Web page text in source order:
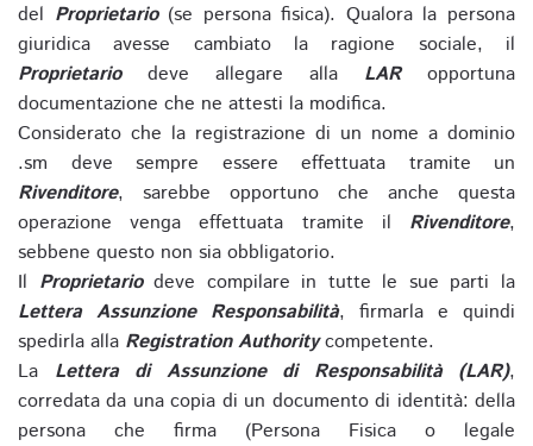
del Proprietario(se persona fisica). Qualora la persona
giuridica avesse cambiato la ragione sociale, il
Proprietariodeve allegare alla LARopportuna
documentazione che ne attesti la modifica.
Considerato che la registrazione di un nome a dominio
.sm deve sempre essere effettuata tramite un
Rivenditore, sarebbe opportuno che anche questa
operazione venga effettuata tramite il Rivenditore,
sebbene questo non sia obbligatorio.
Il Proprietariodeve compilare in tutte le sue parti la
Lettera Assunzione Responsabilità, firmarla e quindi
spedirla alla Registration Authoritycompetente.
La Lettera di Assunzione di Responsabilità (LAR),
corredata da una copia di un documento di identità: della
persona che firma (Persona Fisica o legale